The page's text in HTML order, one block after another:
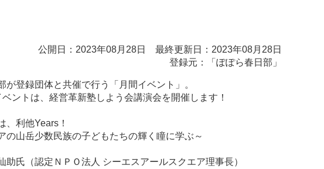
公開日：2023年08月28日 最終更新日：2023年08月28日
登録元：「ぽぽら春日部」
が登録団体と共催で行う「月間イベント」。
ントは、経営革新塾しよう会講演会を開催します！
、利他Years！
の山岳少数民族の子どもたちの輝く瞳に学ぶ～
助氏（認定ＮＰＯ法人 シーエスアールスクエア理事長）